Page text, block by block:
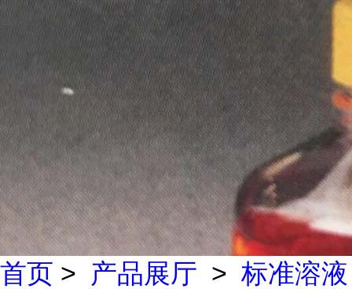
首页 > 产品展厅 > 标准溶液